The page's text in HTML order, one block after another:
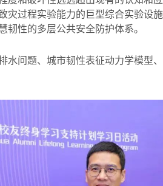
灾过程实验能力的巨型综合实验设
韧性的多层公共安全防护体系。
水问题、城市韧性表征动力学模型